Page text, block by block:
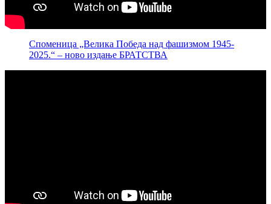
Споменица „Велика Победа над фашизмом 1945-
2025.“ – ново издање БРАТСТВА